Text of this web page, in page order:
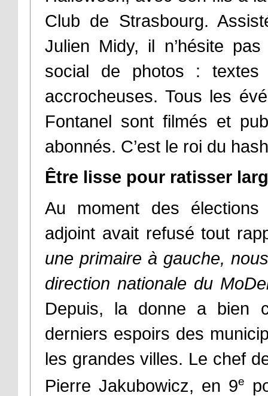
Club de Strasbourg.
Julien Midy, il n’hésite
social de photos : textes
accrocheuses. Tous les
Fontanel sont filmés et
abonnés. C’est le roi du
Être lisse pour ratisser
Au moment des
adjoint avait refusé tout
une primaire à gauche,
direction nationale du
Depuis, la donne a bien
derniers espoirs des
les grandes villes. Le chef
Pierre Jakubowicz, en 9e